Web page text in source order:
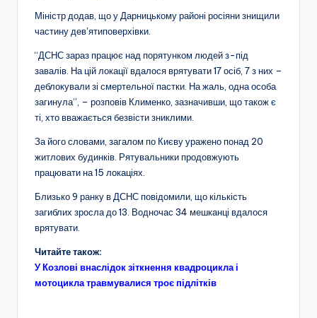
Міністр додав, що у Дарницькому районі росіяни знищили
частину девʼятиповерхівки.
“ДСНС зараз працює над порятунком людей з-під
завалів. На цій локації вдалося врятувати 17 осіб, 7 з них –
деблокували зі смертельної пастки. На жаль, одна особа
загинула”, – розповів Клименко, зазначивши, що також є
ті, хто вважається безвісти зниклими.
За його словами, загалом по Києву уражено понад 20
житлових будинків. Рятувальники продовжують
працювати на 15 локаціях.
Близько 9 ранку в ДСНС повідомили, що кількість
загиблих зросла до 13. Водночас 34 мешканці вдалося
врятувати.
Читайте також:
У Козлові внаслідок зіткнення квадроцикла і
мотоцикла травмувалися троє підлітків